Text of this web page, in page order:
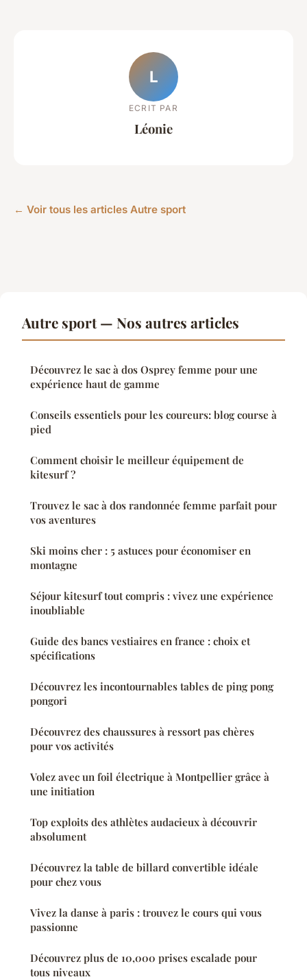
L
ECRIT PAR
Léonie
← Voir tous les articles Autre sport
Autre sport — Nos autres articles
Découvrez le sac à dos Osprey femme pour une
expérience haut de gamme
Conseils essentiels pour les coureurs: blog course à
pied
Comment choisir le meilleur équipement de
kitesurf ?
Trouvez le sac à dos randonnée femme parfait pour
vos aventures
Ski moins cher : 5 astuces pour économiser en
montagne
Séjour kitesurf tout compris : vivez une expérience
inoubliable
Guide des bancs vestiaires en france : choix et
spécifications
Découvrez les incontournables tables de ping pong
pongori
Découvrez des chaussures à ressort pas chères
pour vos activités
Volez avec un foil électrique à Montpellier grâce à
une initiation
Top exploits des athlètes audacieux à découvrir
absolument
Découvrez la table de billard convertible idéale
pour chez vous
Vivez la danse à paris : trouvez le cours qui vous
passionne
Découvrez plus de 10,000 prises escalade pour
tous niveaux